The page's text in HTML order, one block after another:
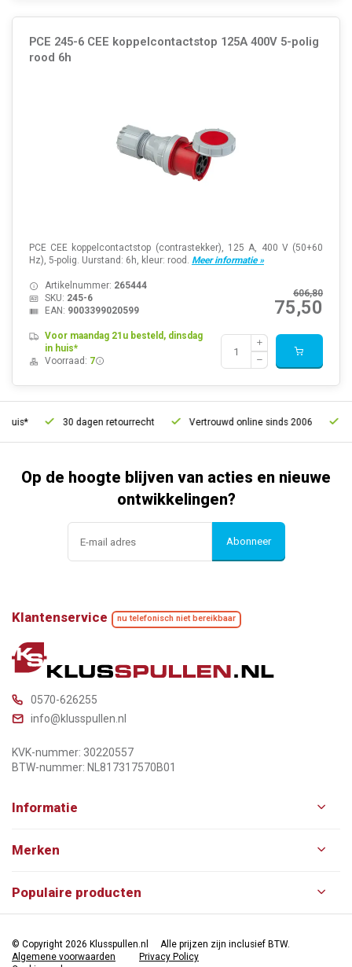
PCE 245-6 CEE koppelcontactstop 125A 400V 5-polig
rood 6h
PCE CEE koppelcontactstop (contrastekker), 125 A, 400 V (50+60
Hz), 5-polig. Uurstand: 6h, kleur: rood. Meer informatie »
606,80
75,50
Artikelnummer: 265444
SKU: 245-6
EAN: 9003399020599
Voor maandag 21u besteld, dinsdag
in huis*
Voorraad: 7
30 dagen retourrecht Vertrouwd online sinds 2006 Gratis
Op de hoogte blijven van acties en nieuwe
ontwikkelingen?
Abonneer
Klantenservice nu telefonisch niet bereikbaar
0570-626255
info@klusspullen.nl
KVK-nummer: 30220557
BTW-nummer: NL817317570B01
Informatie
Merken
Populaire producten
© Copyright 2026 Klusspullen.nl
Alle prijzen zijn inclusief BTW.
Algemene voorwaarden
Privacy Policy